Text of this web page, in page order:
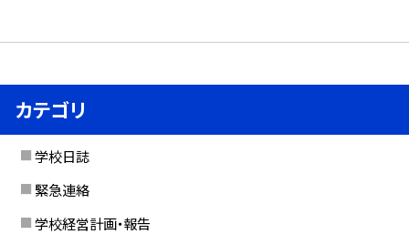
カテゴリ
学校日誌
緊急連絡
学校経営計画・報告